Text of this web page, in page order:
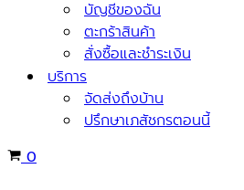
บัญชีของฉัน
ตะกร้าสินค้า
สั่งซื้อและชำระเงิน
บริการ
จัดส่งถึงบ้าน
ปรึกษาเภสัชกรตอนนี้
Cart
0